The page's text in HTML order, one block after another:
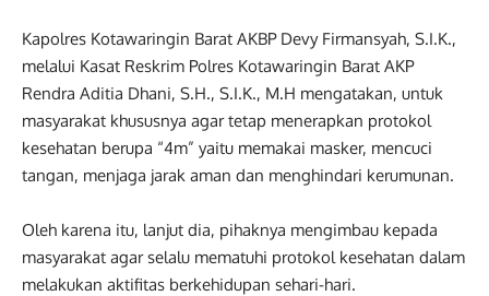
Kapolres Kotawaringin Barat AKBP Devy Firmansyah, S.I.K.,
melalui Kasat Reskrim Polres Kotawaringin Barat AKP
Rendra Aditia Dhani, S.H., S.I.K., M.H mengatakan, untuk
masyarakat khususnya agar tetap menerapkan protokol
kesehatan berupa “4m” yaitu memakai masker, mencuci
tangan, menjaga jarak aman dan menghindari kerumunan.
Oleh karena itu, lanjut dia, pihaknya mengimbau kepada
masyarakat agar selalu mematuhi protokol kesehatan dalam
melakukan aktifitas berkehidupan sehari-hari.